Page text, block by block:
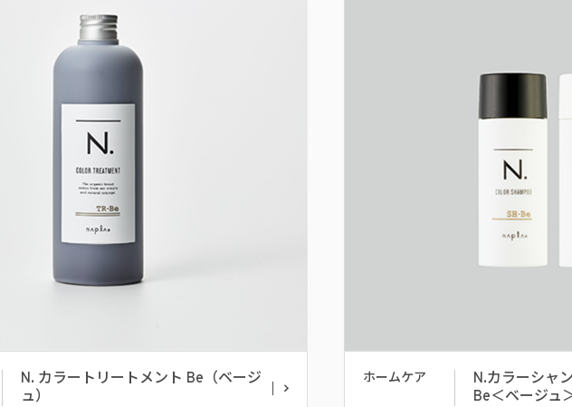
N. カラートリートメント Be（ベージ
ュ）
ホームケア
N.カラーシャ
Be＜ベージュ